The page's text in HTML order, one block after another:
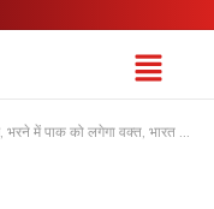
भारत ने पाक को तबाड़तोड़ हमलों से दहला दिया